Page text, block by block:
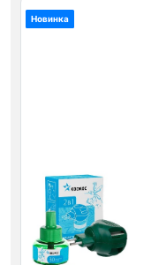
Новинка